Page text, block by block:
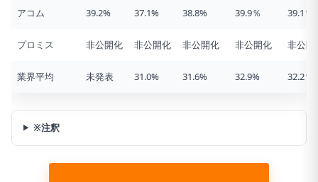
アコム 39.2% 37.1% 38.8% 39.9％ 39.1％
プロミス 非公開化 非公開化 非公開化 非公開化 非公開
業界平均 未発表 31.0% 31.6% 32.9% 32.2％
※注釈